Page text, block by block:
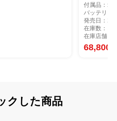
舗：サクモバ 秋葉原店
クした商品